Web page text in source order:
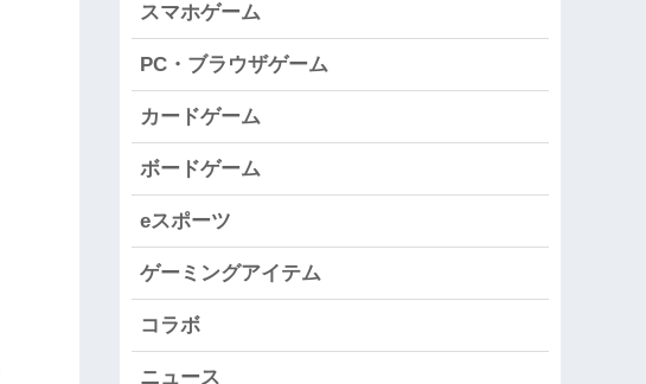
スマホゲーム
PC・ブラウザゲーム
カードゲーム
ボードゲーム
eスポーツ
ゲーミングアイテム
コラボ
ニュース